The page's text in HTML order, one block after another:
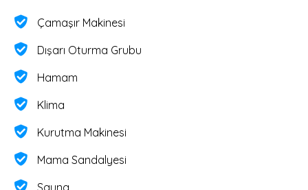
Çamaşır Makinesi
Dışarı Oturma Grubu
Hamam
Klima
Kurutma Makinesi
Mama Sandalyesi
Sauna